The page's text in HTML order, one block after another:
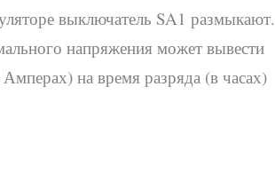
выключатель SA1 размыкают.
напряжения может вывести
на время разряда (в часах)